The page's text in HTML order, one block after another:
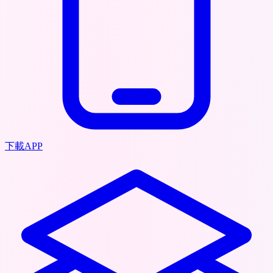
下載APP